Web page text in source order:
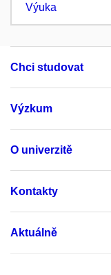
Výuka
Chci studovat
Výzkum
O univerzitě
Kontakty
Aktuálně